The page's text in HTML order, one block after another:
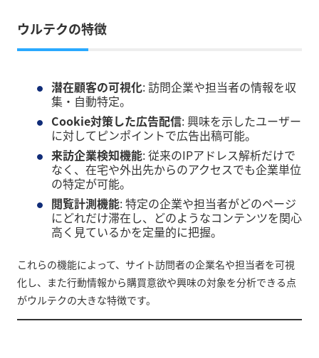
ウルテクの特徴
潜在顧客の可視化: 訪問企業や担当者の情報を収
集・自動特定。
Cookie対策した広告配信: 興味を示したユーザー
に対してピンポイントで広告出稿可能。
来訪企業検知機能: 従来のIPアドレス解析だけで
なく、在宅や外出先からのアクセスでも企業単位
の特定が可能。
閲覧計測機能: 特定の企業や担当者がどのページ
にどれだけ滞在し、どのようなコンテンツを関心
高く見ているかを定量的に把握。
これらの機能によって、サイト訪問者の企業名や担当者を可視
化し、また行動情報から購買意欲や興味の対象を分析できる点
がウルテクの大きな特徴です。